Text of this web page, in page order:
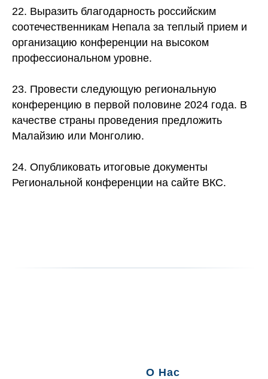
22. Выразить благодарность российским
соотечественникам Непала за теплый прием и
организацию конференции на высоком
профессиональном уровне.
23. Провести следующую региональную
конференцию в первой половине 2024 года. В
качестве страны проведения предложить
Малайзию или Монголию.
24. Опубликовать итоговые документы
Региональной конференции на сайте ВКС.
О Нас